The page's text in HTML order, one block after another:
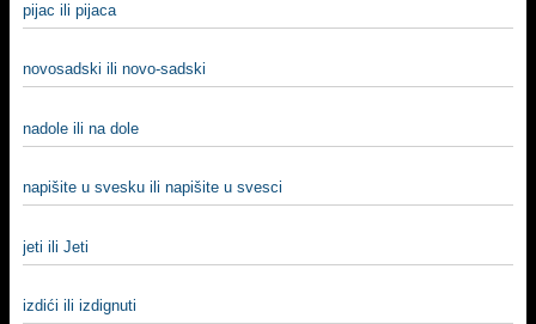
pijac ili pijaca
novosadski ili novo-sadski
nadole ili na dole
napišite u svesku ili napišite u svesci
jeti ili Jeti
izdići ili izdignuti